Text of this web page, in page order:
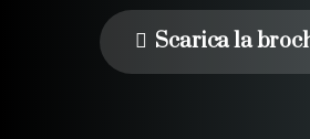
Scarica la